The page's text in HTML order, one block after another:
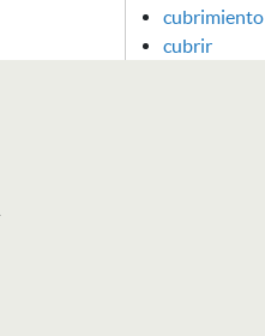
cubrimiento
cubrir